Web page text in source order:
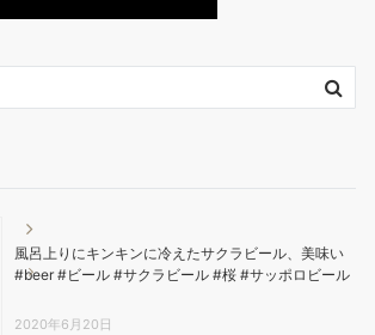
風呂上りにキンキンに冷えたサクラビール、美味い️
#beer #ビール #サクラビール #桜 #サッポロビール
2020年6月20日